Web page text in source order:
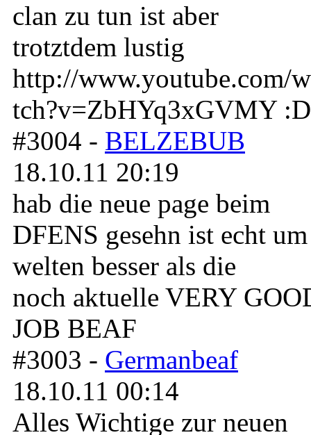
clan zu tun ist aber
trotztdem lustig
http://www.youtube.com/
tch?v=ZbHYq3xGVMY :D
#3004 - BELZEBUB
18.10.11 20:19
hab die neue page beim
DFENS gesehn ist echt um
welten besser als die
noch aktuelle VERY
JOB BEAF
#3003 - Germanbeaf
18.10.11 00:14
Alles Wichtige zur neuen